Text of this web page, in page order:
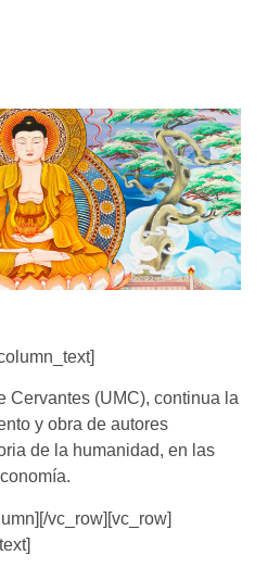
Cervantes (UMC), continua la
y obra de autores
de la humanidad, en las
vc_row][vc_row]